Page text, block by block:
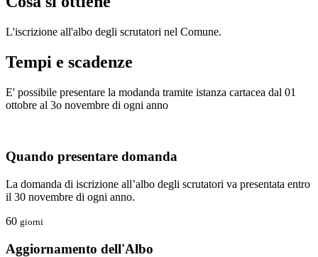
L'iscrizione all'albo degli scrutatori nel Comune.
Tempi e scadenze
E' possibile presentare la modanda tramite istanza cartacea dal 01
ottobre al 3o novembre di ogni anno
Quando presentare domanda
La domanda di iscrizione all’albo degli scrutatori va presentata entro
il 30 novembre di ogni anno.
60 giorni
Aggiornamento dell'Albo